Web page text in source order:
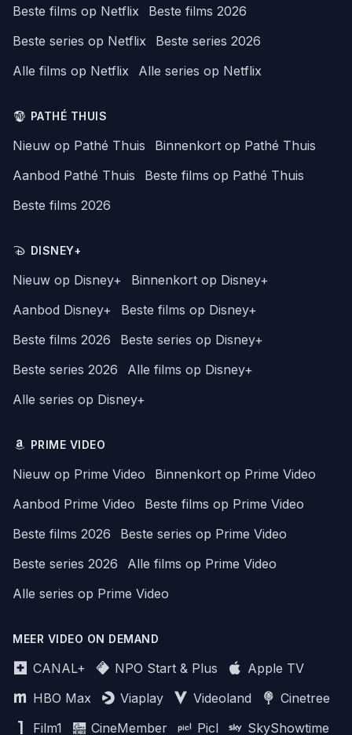
Beste films op Netflix
Beste films 2026
Beste series op Netflix
Beste series 2026
Alle films op Netflix
Alle series op Netflix
PATHÉ THUIS
Nieuw op Pathé Thuis
Binnenkort op Pathé Thuis
Aanbod Pathé Thuis
Beste films op Pathé Thuis
Beste films 2026
DISNEY+
Nieuw op Disney+
Binnenkort op Disney+
Aanbod Disney+
Beste films op Disney+
Beste films 2026
Beste series op Disney+
Beste series 2026
Alle films op Disney+
Alle series op Disney+
PRIME VIDEO
Nieuw op Prime Video
Binnenkort op Prime Video
Aanbod Prime Video
Beste films op Prime Video
Beste films 2026
Beste series op Prime Video
Beste series 2026
Alle films op Prime Video
Alle series op Prime Video
MEER VIDEO ON DEMAND
CANAL+ NPO Start & Plus
Apple TV
HBO Max
Viaplay Videoland
Cinetree
Film1
CineMember Picl SkyShowtime